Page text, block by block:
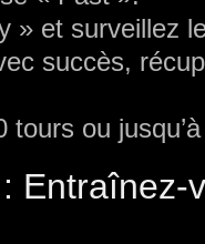
» et surveillez
succès,
tours ou
Entraînez-